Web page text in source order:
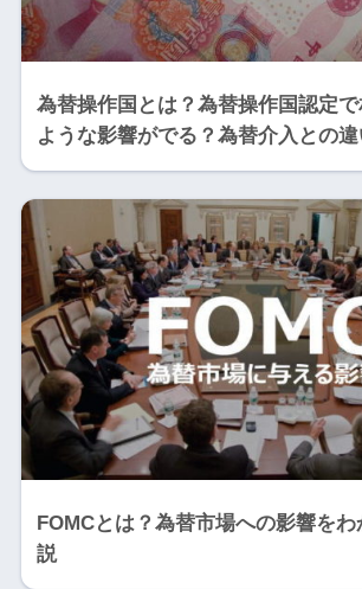
為替操作国とは？為替操作国認定
ような影響がでる？為替介入との違
FOMCとは？為替市場への影響を
説